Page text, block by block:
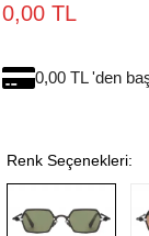
0,00 TL
0,00 TL 'den
Renk Seçenekleri: